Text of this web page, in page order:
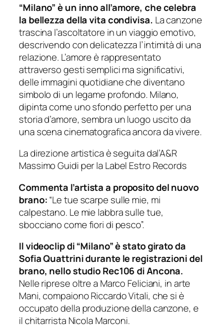
“Milano” è un inno all’amore, che celebra
la bellezza della vita condivisa. La canzone
trascina l’ascoltatore in un viaggio emotivo,
descrivendo con delicatezza l’intimità di una
relazione. L’amore è rappresentato
attraverso gesti semplici ma significativi,
delle immagini quotidiane che diventano
simbolo di un legame profondo. Milano,
dipinta come uno sfondo perfetto per una
storia d’amore, sembra un luogo uscito da
una scena cinematografica ancora da vivere.
La direzione artistica è seguita dal’A&R
Massimo Guidi per la Label Estro Records
Commenta l’artista a proposito del nuovo
brano:“Le tue scarpe sulle mie, mi
calpestano. Le mie labbra sulle tue,
sbocciano come fiori di pesco”.
Il videoclip di “Milano” è stato girato da
Sofia Quattrini durante le registrazioni del
brano, nello studio Rec106 di Ancona.
Nelle riprese oltre a Marco Feliciani, in arte
Mani, compaiono Riccardo Vitali, che si è
occupato della produzione della canzone, e
il chitarrista Nicola Marconi.